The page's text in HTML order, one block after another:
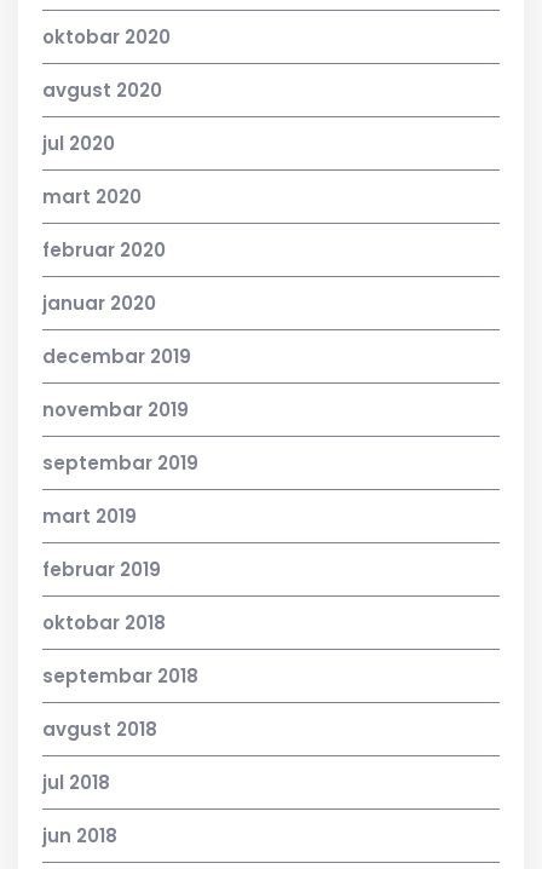
oktobar 2020
avgust 2020
jul 2020
mart 2020
februar 2020
januar 2020
decembar 2019
novembar 2019
septembar 2019
mart 2019
februar 2019
oktobar 2018
septembar 2018
avgust 2018
jul 2018
jun 2018